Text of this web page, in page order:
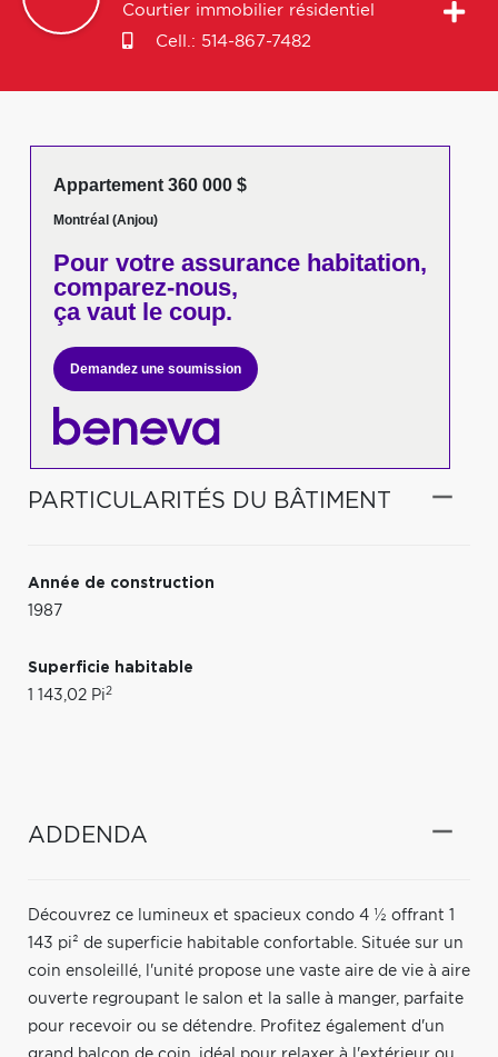
Courtier immobilier résidentiel
Cell.: 514-867-7482
Appartement 360 000 $
Montréal (Anjou)
Pour votreassurance habitation,
comparez-nous,
ça vaut le coup.
Demandez une soumission
PARTICULARITÉS DU BÂTIMENT
Année de construction
1987
Superficie habitable
1 143,02 Pi2
ADDENDA
Découvrez ce lumineux et spacieux condo 4 ½ offrant 1
143 pi² de superficie habitable confortable. Située sur un
coin ensoleillé, l'unité propose une vaste aire de vie à aire
ouverte regroupant le salon et la salle à manger, parfaite
pour recevoir ou se détendre. Profitez également d'un